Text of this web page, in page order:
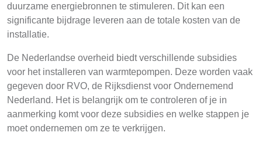
duurzame energiebronnen te stimuleren. Dit kan een
significante bijdrage leveren aan de totale kosten van de
installatie.
De Nederlandse overheid biedt verschillende subsidies
voor het installeren van warmtepompen. Deze worden vaak
gegeven door RVO, de Rijksdienst voor Ondernemend
Nederland. Het is belangrijk om te controleren of je in
aanmerking komt voor deze subsidies en welke stappen je
moet ondernemen om ze te verkrijgen.